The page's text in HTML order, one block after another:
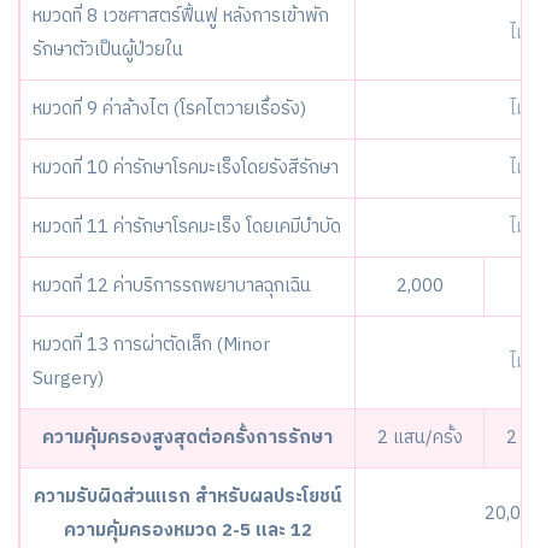
หมวดที่ 8 เวชศาสตร์ฟื้นฟู หลังการเข้าพัก
รักษาตัวเป็นผู้ป่วยใน
ไม่
หมวดที่ 9 ค่าล้างไต (โรคไตวายเรื้อรัง)
ไม่
หมวดที่ 10 ค่ารักษาโรคมะเร็งโดยรังสีรักษา
ไม่
หมวดที่ 11 ค่ารักษาโรคมะเร็ง โดยเคมีบำบัด
ไม่
หมวดที่ 12 ค่าบริการรถพยาบาลฉุกเฉิน
2,000
หมวดที่ 13 การผ่าตัดเล็ก (Minor
Surgery)
ไม่
ความคุ้มครองสูงสุดต่อครั้งการรักษา 2 แสน/ครั้ง
2 แ
ความรับผิดส่วนแรก สำหรับผลประโยชน์
ความคุ้มครองหมวด 2-5 และ 12